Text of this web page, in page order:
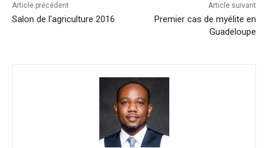
Article précédent
Salon de l’agriculture 2016
Article suivant
Premier cas de myélite en
Guadeloupe